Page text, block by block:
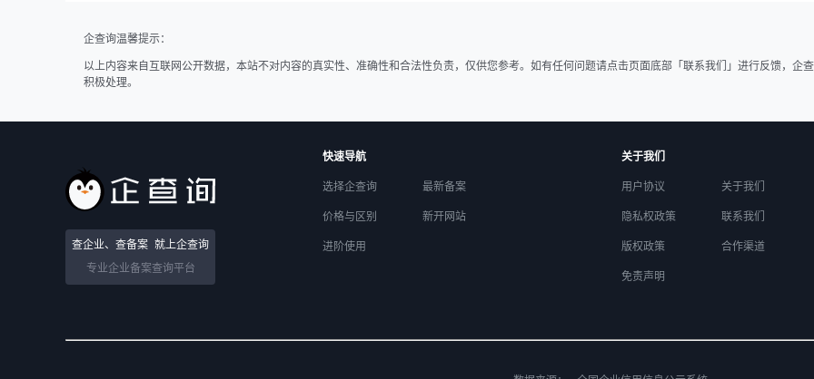
企查询温馨提示：
以上内容来自互联网公开数据，本站不对内容的真实性、准确性和合法性负责，仅供您参考。如有任何问题请点击页面底部「联系我们」进行反馈，企
积极处理。
查企业、查备案 就上企查询
专业企业备案查询平台
快速导航
选择企查询 最新备案
价格与区别 新开网站
进阶使用
关于我们
用户协议 关于我们
隐私权政策 联系我们
版权政策 合作渠道
免责声明